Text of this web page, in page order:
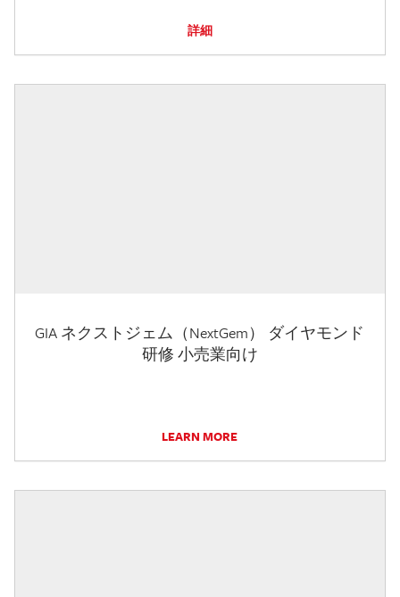
詳細
GIA ネクストジェム（NextGem） ダイヤモンド
研修 小売業向け
LEARN MORE